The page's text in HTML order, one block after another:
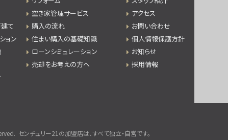
て
ョン
空き家管理サービス
購入の流れ
住まい購入の基礎知識
ローンシミュレーション
売却をお考えの方へ
アクセス
お問い合わせ
個人情報保護方針
お知らせ
採用情報
センチュリー21の加盟店は、すべて独立・自営です。